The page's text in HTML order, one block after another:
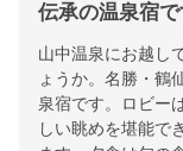
伝承の温泉宿で
山中温泉にお越し
ょうか。名勝・鶴
泉宿です。ロビー
しい眺めを堪能で